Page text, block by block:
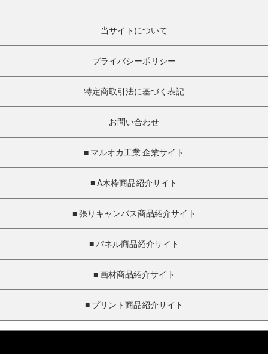
当サイトについて
プライバシーポリシー
特定商取引法に基づく表記
お問い合わせ
■ マルオカ工業 企業サイト
■ A木枠商品紹介サイト
■ 張りキャンバス商品紹介サイト
■ パネル商品紹介サイト
■ 画材商品紹介サイト
■ プリント商品紹介サイト